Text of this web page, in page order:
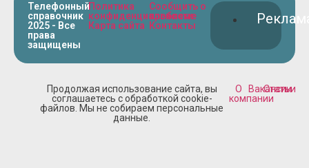
Телефонный
справочник
2025 - Все
права
защищены
Политика
конфиденциальности
Карта сайта
Сообщить о
проблеме
Контакты
Продолжая использование сайта, вы
соглашаетесь с обработкой cookie-
файлов. Мы не собираем персональные
данные.
О
компании
Вакансии
Статьи